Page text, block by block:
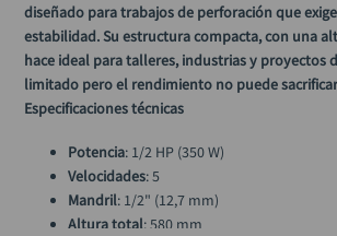
diseñado para trabajos de perforación que
estabilidad. Su estructura compacta, con una
hace ideal para talleres, industrias y proyectos
limitado pero el rendimiento no puede
Especificaciones técnicas
Potencia: 1/2 HP (350 W)
Velocidades: 5
Mandril: 1/2" (12,7 mm)
Altura total: 580 mm